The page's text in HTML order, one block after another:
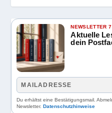
NEWSLETTER
Aktuelle
dein
Du erhältst eine Bestätigungsmail.
Newsletter.Datenschutzhinweise